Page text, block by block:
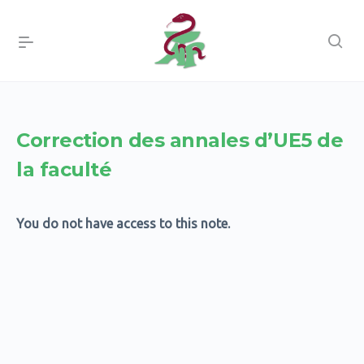
Correction des annales d’UE5 de
la faculté
You do not have access to this note.